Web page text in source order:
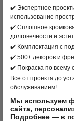
О
13.01.2021
✔️ Экспертное
использование
✔️ Сплошное
долговечности и
✔️ Комплектация с
✔️ 500+ декоров и
✔️ Покраска по всему
Все от проекта до
обслуживанием!
Мы используем
сайта,
Подробнее — в